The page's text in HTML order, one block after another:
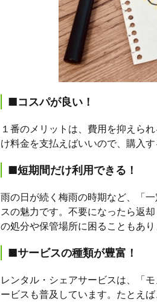
■コスパが良い！
１番のメリットは、費用を抑えら
け料金を支払えばいいので、購入
■短期間だけ利用できる！
雨の日が続く梅雨の時期など、「
スの魅力です。不要になったら返
の処分や保管場所に困ることもあり
■サービスの種類が豊富！
レンタル・シェアサービスは、「
ービスも普及しています。たとえ